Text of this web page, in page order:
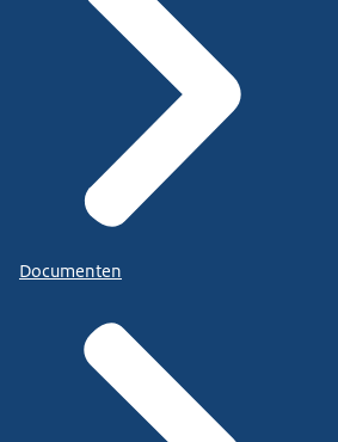
Documenten